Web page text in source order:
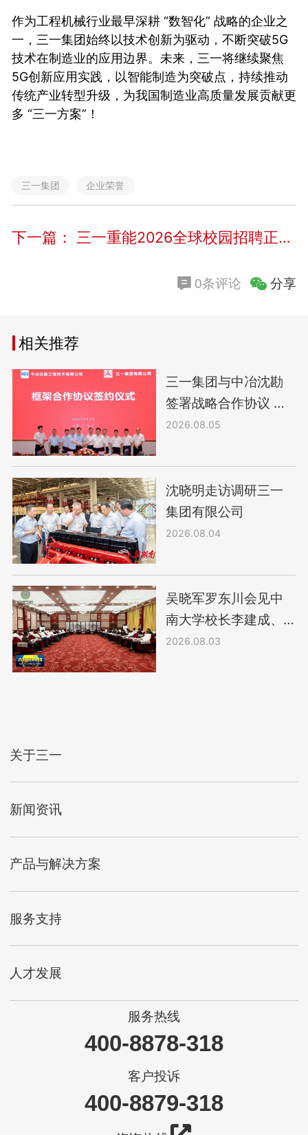
作为工程机械行业最早深耕 “数智化” 战略的企业之
一，三一集团始终以技术创新为驱动，不断突破5G
技术在制造业的应用边界。未来，三一将继续聚焦
5G创新应用实践，以智能制造为突破点，持续推动
传统产业转型升级，为我国制造业高质量发展贡献更
多 “三一方案”！
三一集团 企业荣誉
下一篇： 三一重能2026全球校园招聘正式启动
0条评论 分享
相关推荐
三一集团与中冶沈勘
签署战略合作协议 共
建智慧矿山产业协同
2026.08.05
沈晓明走访调研三一
集团有限公司
2026.08.04
吴晓军罗东川会见中
南大学校长李建成、
三一集团轮值董事长
2026.08.03
关于三一
新闻资讯
产品与解决方案
服务支持
人才发展
服务热线
400-8878-318
客户投诉
400-8879-318